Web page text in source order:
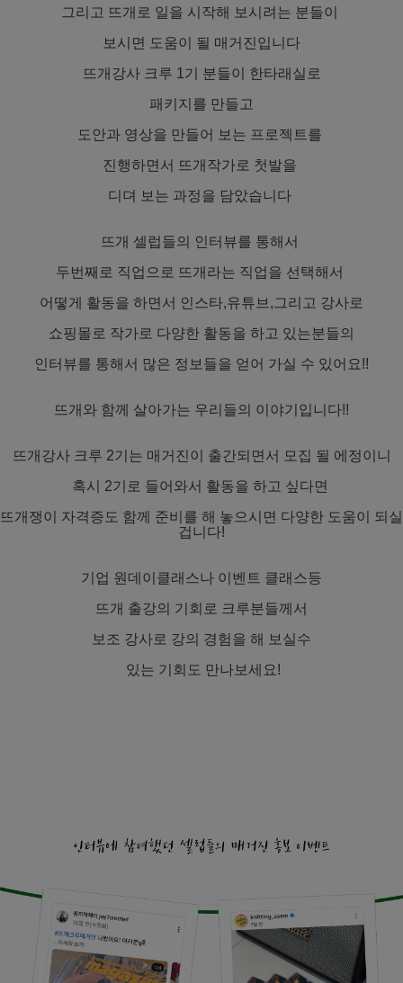
그리고 뜨개로 일을 시작해 보시려는 분들이
보시면 도움이 될 매거진입니다
뜨개강사 크루 1기 분들이 한타래실로
패키지를 만들고
도안과 영상을 만들어 보는 프로젝트를
진행하면서 뜨개작가로 첫발을
디뎌 보는 과정을 담았습니다
뜨개 셀럽들의 인터뷰를 통해서
두번째로 직업으로 뜨개라는 직업을 선택해서
어떻게 활동을 하면서 인스타,유튜브,그리고 강사로
쇼핑몰로 작가로 다양한 활동을 하고 있는분들의
인터뷰를 통해서 많은 정보들을 얻어 가실 수 있어요!!
뜨개와 함께 살아가는 우리들의 이야기입니다!!
뜨개강사 크루 2기는 매거진이 출간되면서 모집 될 에정이니
혹시 2기로 들어와서 활동을 하고 싶다면
뜨개쟁이 자격증도 함께 준비를 해 놓으시면 다양한 도움이 되실
겁니다!
기업 원데이클래스나 이벤트 클래스등
뜨개 출강의 기회로 크루분들께서
보조 강사로 강의 경험을 해 보실수
있는 기회도 만나보세요!